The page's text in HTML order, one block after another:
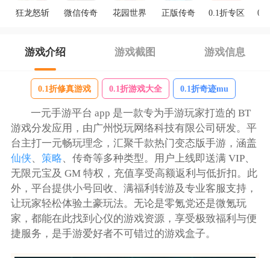
狂龙怒斩 微信传奇 花园世界 正版传奇 0.1折专区
游戏介绍 游戏截图 游戏信息
0.1折修真游戏 0.1折游戏大全 0.1折奇迹mu
一元手游平台 app 是一款专为手游玩家打造的 BT
游戏分发应用，由广州悦玩网络科技有限公司研发。平
台主打一元畅玩理念，汇聚千款热门变态版手游，涵盖
仙侠、 策略 、传奇等多种类型。用户上线即送满 VIP、
无限元宝及 GM 特权，充值享受高额返利与低折扣。此
外，平台提供小号回收、满福利转游及专业客服支持，
让玩家轻松体验土豪玩法。无论是零氪党还是微氪玩
家，都能在此找到心仪的游戏资源，享受极致福利与便
捷服务，是手游爱好者不可错过的游戏盒子。